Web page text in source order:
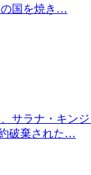
国を焼き…
サラナ・キン
破棄された…